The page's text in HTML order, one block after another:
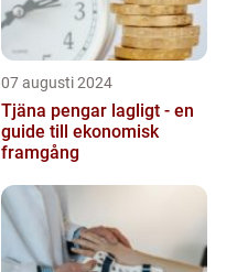
07 augusti 2024
Tjäna pengar lagligt - en
guide till ekonomisk
framgång